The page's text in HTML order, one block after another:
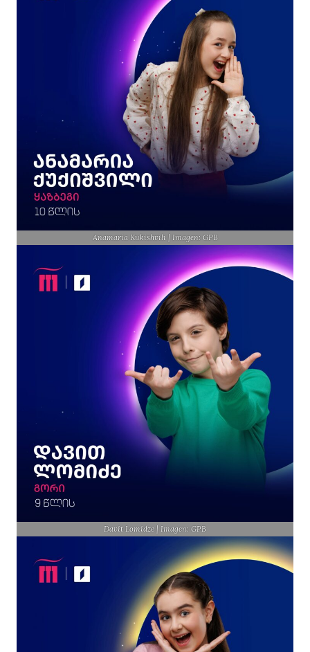
Anamaria Kukishvili | Imagen: GPB
Davit Lomidze | Imagen: GPB